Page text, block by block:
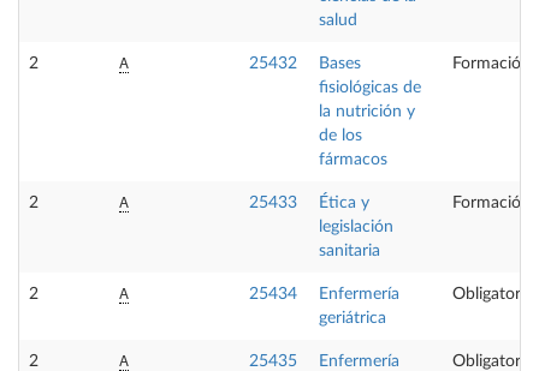
salud
2 A 25432
Bases
fisiológicas de
la nutrición y
de los
fármacos
Formación
2 A 25433
Ética y
legislación
sanitaria
Formación
2 A 25434
Enfermería
geriátrica
Obligatoria
2 A 25435
Enfermería
Obligatoria